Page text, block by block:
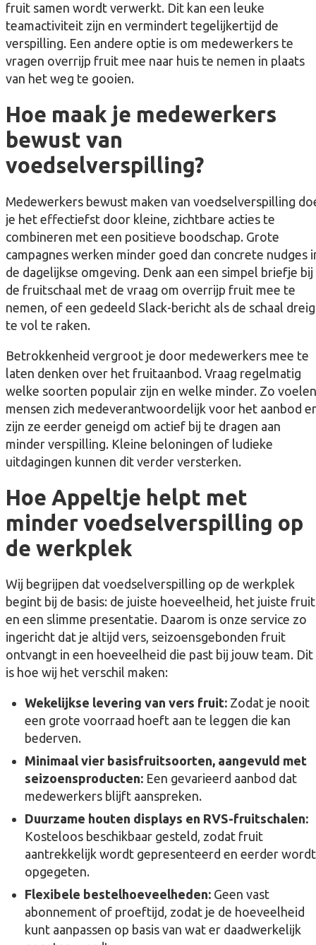
fruit samen wordt verwerkt. Dit kan een leuke
teamactiviteit zijn en vermindert tegelijkertijd de
verspilling. Een andere optie is om medewerkers te
vragen overrijp fruit mee naar huis te nemen in plaats
van het weg te gooien.
Hoe maak je medewerkers
bewust van
voedselverspilling?
Medewerkers bewust maken van voedselverspilling
je het effectiefst door kleine, zichtbare acties te
combineren met een positieve boodschap. Grote
campagnes werken minder goed dan concrete nudges
de dagelijkse omgeving. Denk aan een simpel briefje bij
de fruitschaal met de vraag om overrijp fruit mee te
nemen, of een gedeeld Slack-bericht als de schaal
te vol te raken.
Betrokkenheid vergroot je door medewerkers mee te
laten denken over het fruitaanbod. Vraag regelmatig
welke soorten populair zijn en welke minder. Zo voelen
mensen zich medeverantwoordelijk voor het aanbod
zijn ze eerder geneigd om actief bij te dragen aan
minder verspilling. Kleine beloningen of ludieke
uitdagingen kunnen dit verder versterken.
Hoe Appeltje helpt met
minder voedselverspilling op
de werkplek
Wij begrijpen dat voedselverspilling op de werkplek
begint bij de basis: de juiste hoeveelheid, het juiste fruit
en een slimme presentatie. Daarom is onze service zo
ingericht dat je altijd vers, seizoensgebonden fruit
ontvangt in een hoeveelheid die past bij jouw team. Dit
is hoe wij het verschil maken:
Wekelijkse levering van vers fruit: Zodat je nooit
een grote voorraad hoeft aan te leggen die kan
bederven.
Minimaal vier basisfruitsoorten, aangevuld met
seizoensproducten: Een gevarieerd aanbod dat
medewerkers blijft aanspreken.
Duurzame houten displays en RVS-fruitschalen:
Kosteloos beschikbaar gesteld, zodat fruit
aantrekkelijk wordt gepresenteerd en eerder wordt
opgegeten.
Flexibele bestelhoeveelheden: Geen vast
abonnement of proeftijd, zodat je de hoeveelheid
kunt aanpassen op basis van wat er daadwerkelijk